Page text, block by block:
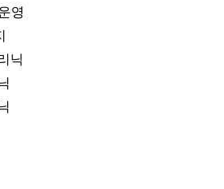
영
닉